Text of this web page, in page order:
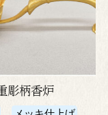
彫柄香炉